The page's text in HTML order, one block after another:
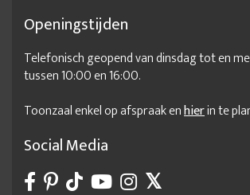
Openingstijden
Telefonisch geopend van dinsdag tot en
tussen 10:00 en 16:00.
Toonzaal enkel op afspraak enhierin te
Social Media